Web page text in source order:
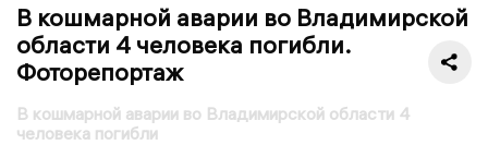
В кошмарной аварии во Владимирской
области 4 человека погибли.
Фоторепортаж
В кошмарной аварии во Владимирской области 4
человека погибли